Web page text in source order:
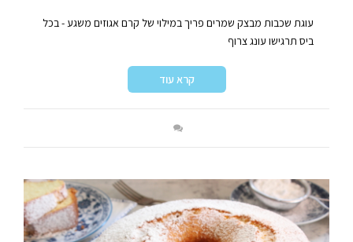
עוגת שכבות מבצק שמרים פריך במילוי של קרם אגוזים משגע - בכל
ביס תרגישו עונג צרוף
קרא עוד